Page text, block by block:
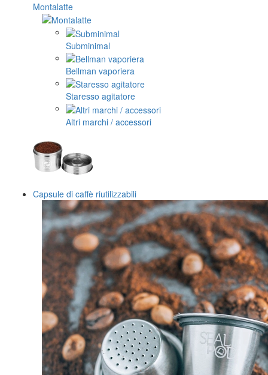
Montalatte
Subminimal
Bellman vaporiera
Staresso agitatore
Altri marchi / accessori
Capsule di caffè riutilizzabili